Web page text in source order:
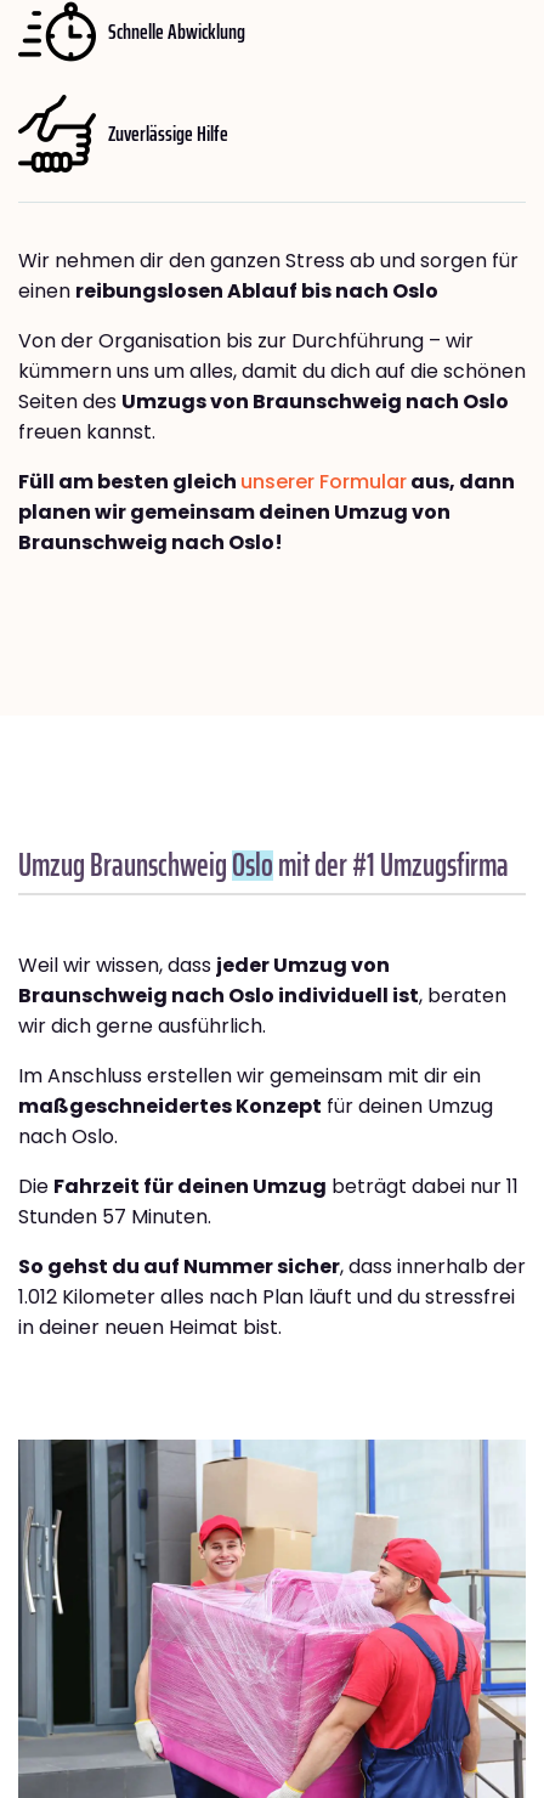
Schnelle Abwicklung
Zuverlässige Hilfe
Wir nehmen dir den ganzen Stress ab und sorgen für
einen reibungslosen Ablauf bis nach Oslo
Von der Organisation bis zur Durchführung – wir
kümmern uns um alles, damit du dich auf die schönen
Seiten des Umzugs von Braunschweig nach Oslo
freuen kannst.
Füll am besten gleich unserer Formularaus, dann
planen wir gemeinsam deinen Umzug von
Braunschweig nach Oslo!
Umzug BraunschweigOslomit der #1 Umzugsfirma
Weil wir wissen, dass jeder Umzug von
Braunschweig nach Oslo individuell ist, beraten
wir dich gerne ausführlich.
Im Anschluss erstellen wir gemeinsam mit dir ein
maßgeschneidertes Konzept für deinen Umzug
nach Oslo.
Die Fahrzeit für deinen Umzug beträgt dabei nur 11
Stunden 57 Minuten.
So gehst du auf Nummer sicher, dass innerhalb der
1.012 Kilometer alles nach Plan läuft und du stressfrei
in deiner neuen Heimat bist.